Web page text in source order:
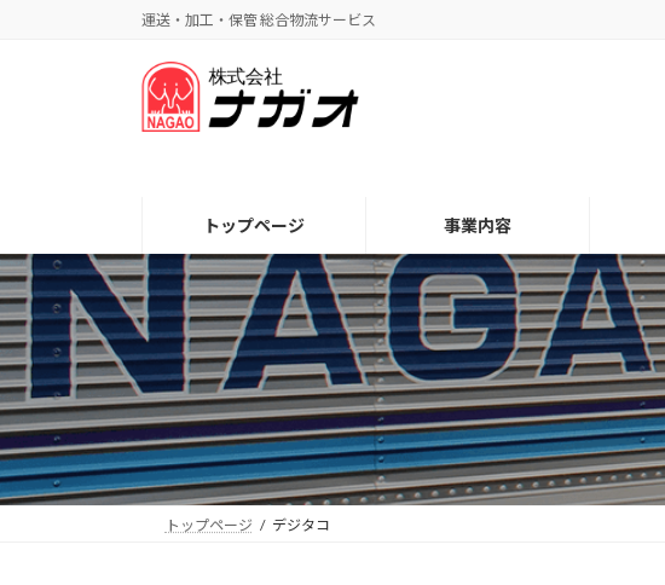
プ
動
運送・加工・保管 総合物流サービス
トップページ 事業内容
トップページ デジタコ